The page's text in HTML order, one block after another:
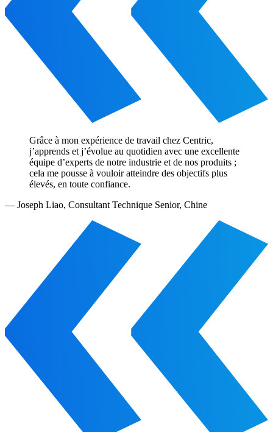
Grâce à mon expérience de travail chez Centric,
j’apprends et j’évolue au quotidien avec une excellente
équipe d’experts de notre industrie et de nos produits ;
cela me pousse à vouloir atteindre des objectifs plus
élevés, en toute confiance.
— Joseph Liao, Consultant Technique Senior, Chine